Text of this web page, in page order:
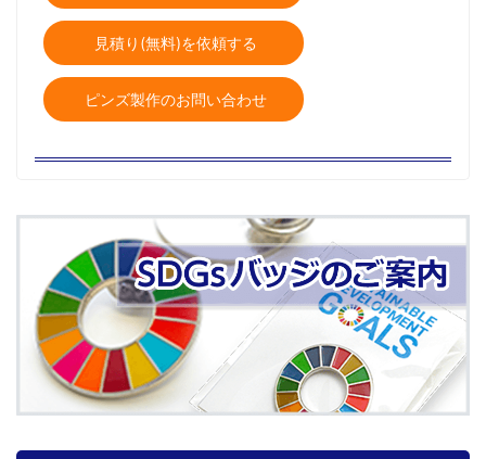
見積り(無料)を依頼する
ピンズ製作のお問い合わせ